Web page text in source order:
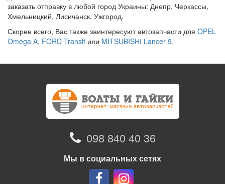
заказать отправку в любой город Украины: Днепр, Черкассы,
Хмельницкий, Лисичанск, Ужгород.
Скорее всего, Вас также заинтересуют автозапчасти для OPEL
Omega A, FORD Transit или MITSUBISHI Lancer 9.
098 840 40 36
Мы в социальных сетях